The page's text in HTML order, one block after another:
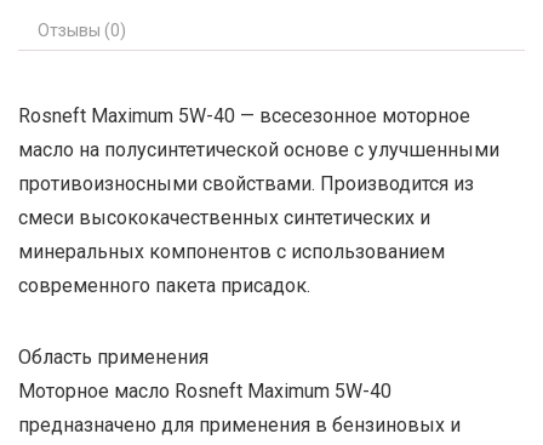
Отзывы (0)
Rosneft Maximum 5W-40 — всесезонное моторное
масло на полусинтетической основе с улучшенными
противоизносными свойствами. Производится из
смеси высококачественных синтетических и
минеральных компонентов с использованием
современного пакета присадок.
Область применения
Моторное масло Rosneft Maximum 5W-40
предназначено для применения в бензиновых и